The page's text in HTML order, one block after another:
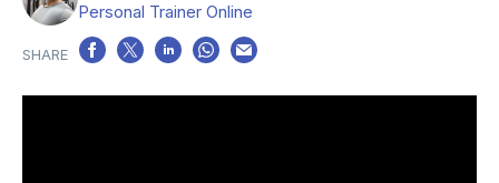
Personal Trainer Online